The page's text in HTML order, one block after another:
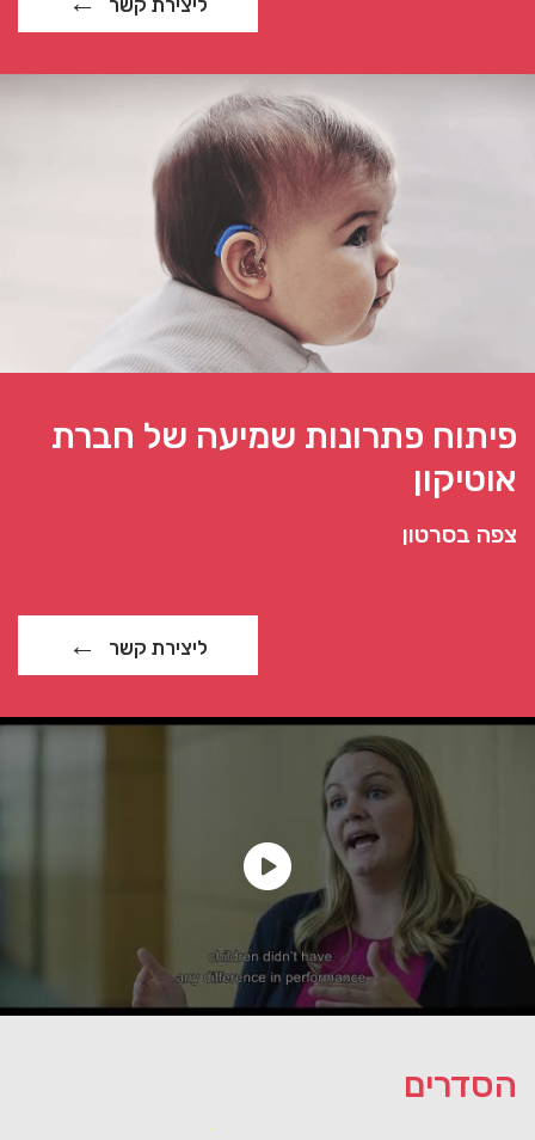
ליצירת קשר
פיתוח פתרונות שמיעה של חברת
אוטיקון
צפה בסרטון
ליצירת קשר
הסדרים